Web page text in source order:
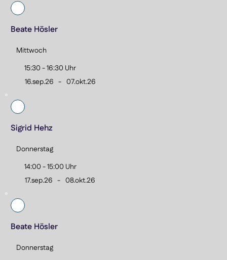
Beate Hösler
Mittwoch
15:30 - 16:30 Uhr
16.sep.26 - 07.okt.26
Sigrid Hehz
Donnerstag
14:00 - 15:00 Uhr
17.sep.26 - 08.okt.26
Beate Hösler
Donnerstag